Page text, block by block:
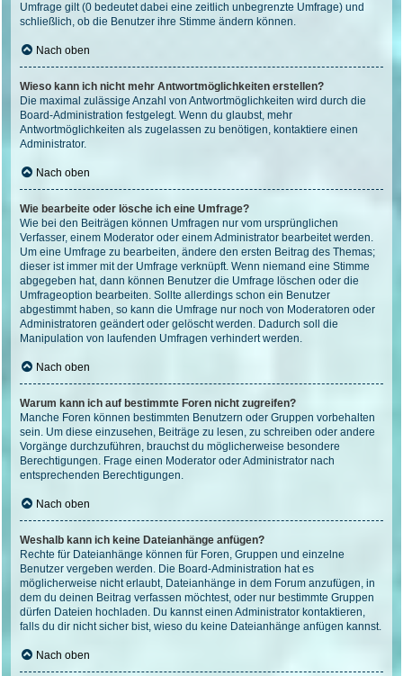
Umfrage gilt (0 bedeutet dabei eine zeitlich unbegrenzte Umfrage) und
schließlich, ob die Benutzer ihre Stimme ändern können.
Nach oben
Wieso kann ich nicht mehr Antwortmöglichkeiten erstellen?
Die maximal zulässige Anzahl von Antwortmöglichkeiten wird durch die
Board-Administration festgelegt. Wenn du glaubst, mehr
Antwortmöglichkeiten als zugelassen zu benötigen, kontaktiere einen
Administrator.
Nach oben
Wie bearbeite oder lösche ich eine Umfrage?
Wie bei den Beiträgen können Umfragen nur vom ursprünglichen
Verfasser, einem Moderator oder einem Administrator bearbeitet werden.
Um eine Umfrage zu bearbeiten, ändere den ersten Beitrag des Themas;
dieser ist immer mit der Umfrage verknüpft. Wenn niemand eine Stimme
abgegeben hat, dann können Benutzer die Umfrage löschen oder die
Umfrageoption bearbeiten. Sollte allerdings schon ein Benutzer
abgestimmt haben, so kann die Umfrage nur noch von Moderatoren oder
Administratoren geändert oder gelöscht werden. Dadurch soll die
Manipulation von laufenden Umfragen verhindert werden.
Nach oben
Warum kann ich auf bestimmte Foren nicht zugreifen?
Manche Foren können bestimmten Benutzern oder Gruppen vorbehalten
sein. Um diese einzusehen, Beiträge zu lesen, zu schreiben oder andere
Vorgänge durchzuführen, brauchst du möglicherweise besondere
Berechtigungen. Frage einen Moderator oder Administrator nach
entsprechenden Berechtigungen.
Nach oben
Weshalb kann ich keine Dateianhänge anfügen?
Rechte für Dateianhänge können für Foren, Gruppen und einzelne
Benutzer vergeben werden. Die Board-Administration hat es
möglicherweise nicht erlaubt, Dateianhänge in dem Forum anzufügen, in
dem du deinen Beitrag verfassen möchtest, oder nur bestimmte Gruppen
dürfen Dateien hochladen. Du kannst einen Administrator kontaktieren,
falls du dir nicht sicher bist, wieso du keine Dateianhänge anfügen kannst.
Nach oben